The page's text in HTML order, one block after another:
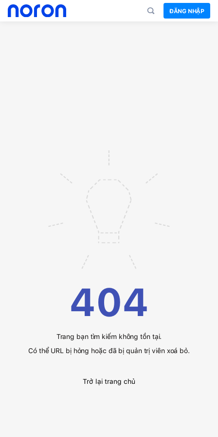
ĐĂNG NHẬP
404
Trang bạn tìm kiếm không tồn tại.
Có thể URL bị hỏng hoặc đã bị quản trị viên xoá bỏ.
Trở lại trang chủ